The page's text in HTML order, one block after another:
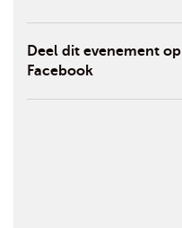
Deel dit evenement op
Facebook